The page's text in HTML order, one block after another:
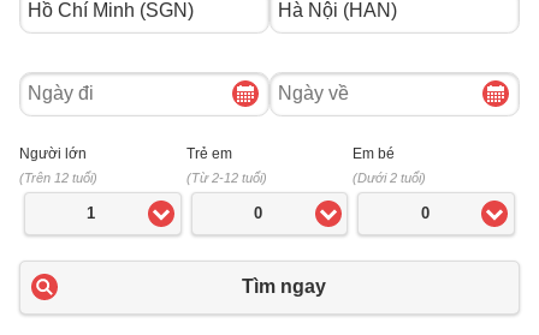
Ngày
đi
Ngày
về
Người lớn
(Trên 12 tuổi)
1
Trẻ em
(Từ 2-12 tuổi)
0
Em bé
(Dưới 2 tuổi)
0
Tìm ngay